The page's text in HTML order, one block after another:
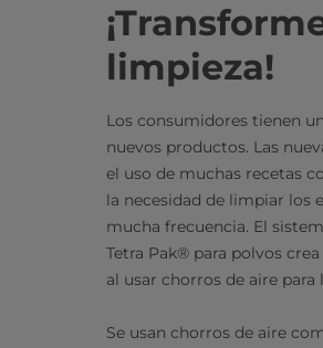
limpieza!
Los consumidores tienen
nuevos productos. Las
el uso de muchas recetas
la necesidad de limpiar los
mucha frecuencia. El
Tetra Pak® para polvos
al usar chorros de aire para
Se usan chorros de aire